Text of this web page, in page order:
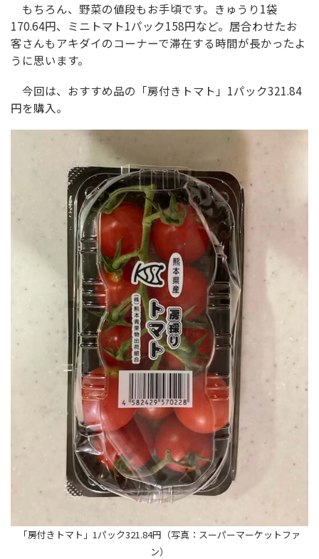
もちろん、野菜の値段もお手頃です。きゅうり1袋
170.64円、ミニトマト1パック158円など。居合わせたお
客さんもアキダイのコーナーで滞在する時間が長かったよ
うに思います。
今回は、おすすめ品の「房付きトマト」1パック321.84
円を購入。
「房付きトマト」1パック321.84円（写真：スーパーマーケットファ
ン）